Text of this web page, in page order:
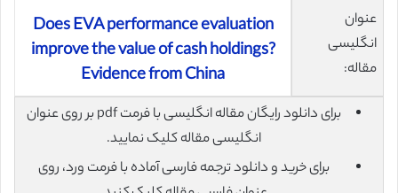
عنوان
انگلیسی
مقاله:
Does EVA performance evaluation
improve the value of cash holdings?
Evidence from China
برای دانلود رایگان مقاله انگلیسی با فرمت pdf بر روی عنوان
انگلیسی مقاله کلیک نمایید.
برای خرید و دانلود ترجمه فارسی آماده با فرمت ورد، روی